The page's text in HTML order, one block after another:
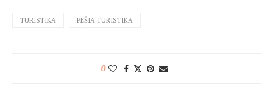
TURISTIKA PEŠIA TURISTIKA
0